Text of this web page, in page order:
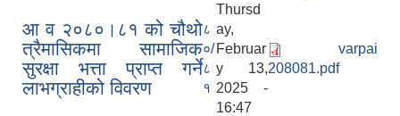
आ व २०८०।८१ को चौथो
त्रैमासिकमा सामाजिक
सुरक्षा भत्ता प्राप्त गर्ने
लाभग्राहीको विवरण
८
०/
८
१
Thursd
ay,
Februar
y 13,
2025 -
16:47
varpai
208081.pdf